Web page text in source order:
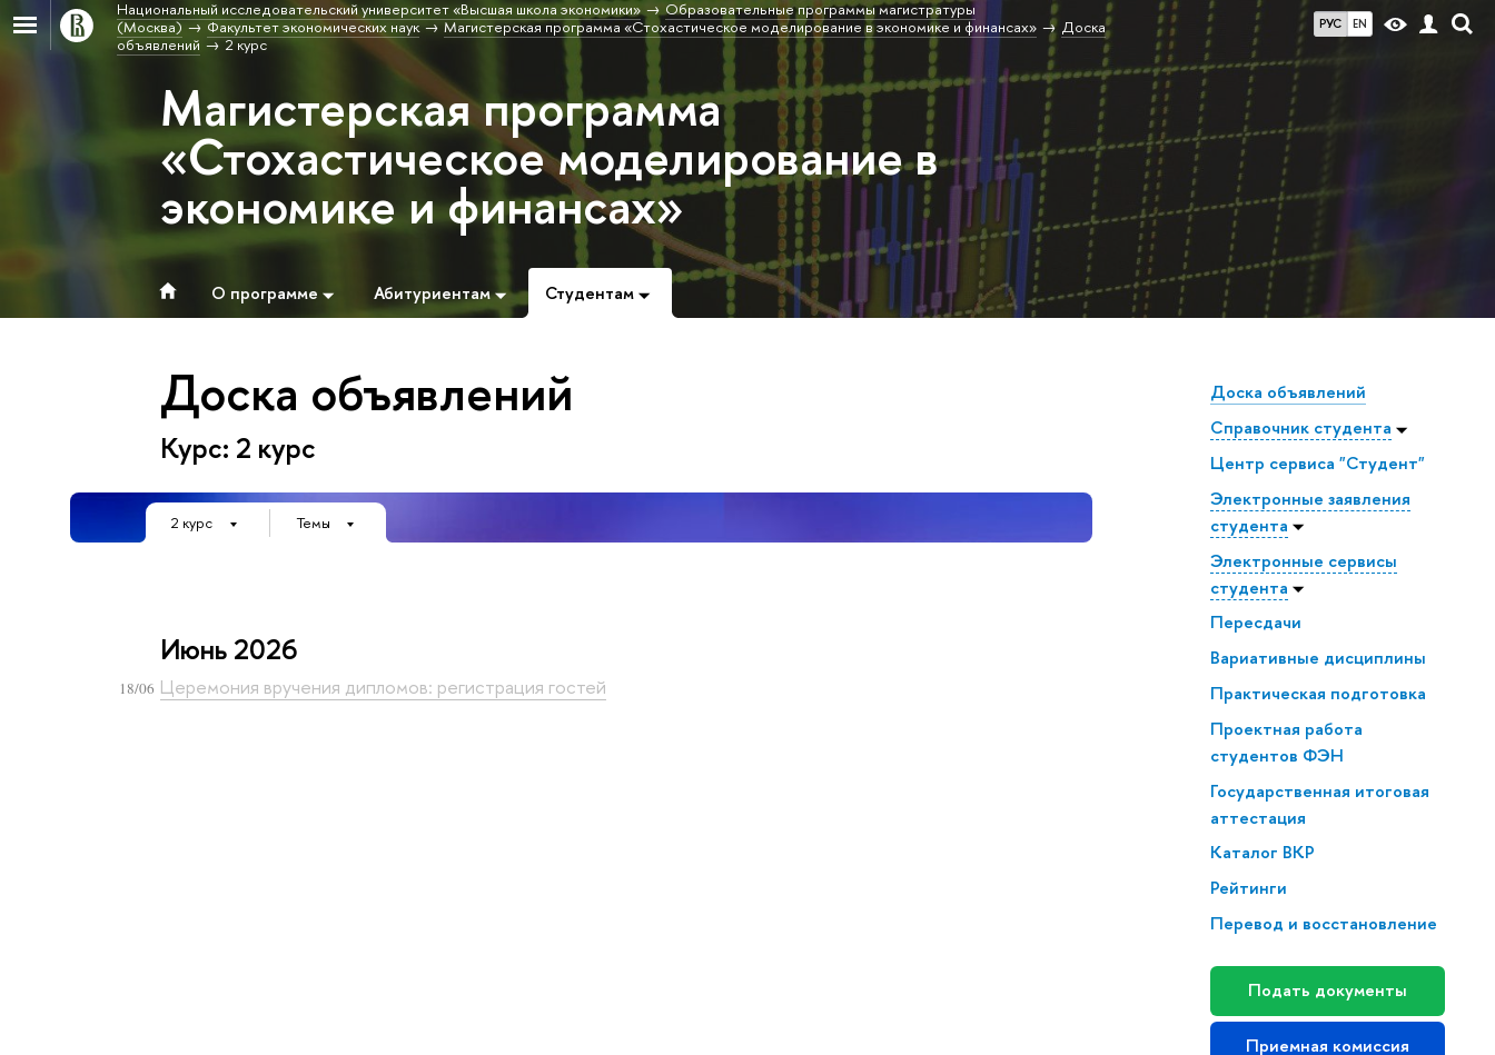
РУС EN
Национальный исследовательский университет «Высшая школа экономики»
Образовательные программы магистратуры
(Москва)
Факультет экономических наук Магистерская программа «Стохастическое моделирование в экономике и финансах»
Доска
объявлений
2 курс
Магистерская программа
«Стохастическое моделирование в
экономике и финансах»
О программе Абитуриентам Студентам
Доска объявлений
Справочник студента
Центр сервиса "Студент"
Электронные заявления
студента
Электронные сервисы
студента
Пересдачи
Вариативные дисциплины
Практическая подготовка
Проектная работа
студентов ФЭН
Государственная итоговая
аттестация
Каталог ВКР
Рейтинги
Перевод и восстановление
Подать документы
Приемная комиссия
Доска объявлений
Курс: 2 курс
2 курс Темы
Июнь 2026
18/06 Церемония вручения дипломов: регистрация гостей